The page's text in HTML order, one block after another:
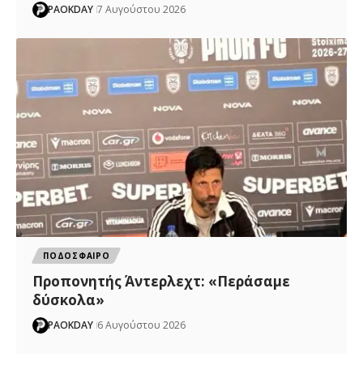
PAOKDAY 7 Αυγούστου 2026
ΠΟΔΟΣΦΑΙΡΟ
Προπονητής Άντερλεχτ: «Περάσαμε
δύσκολα»
PAOKDAY 6 Αυγούστου 2026